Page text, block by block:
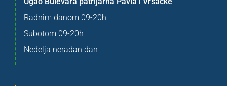
Radnim danom 09-20h
Subotom 09-20h
Nedelja neradan dan